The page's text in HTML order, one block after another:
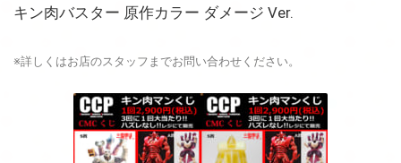
キン肉バスター 原作カラー ダメージ Ver.
※詳しくはお店のスタッフまでお問い合わせください。